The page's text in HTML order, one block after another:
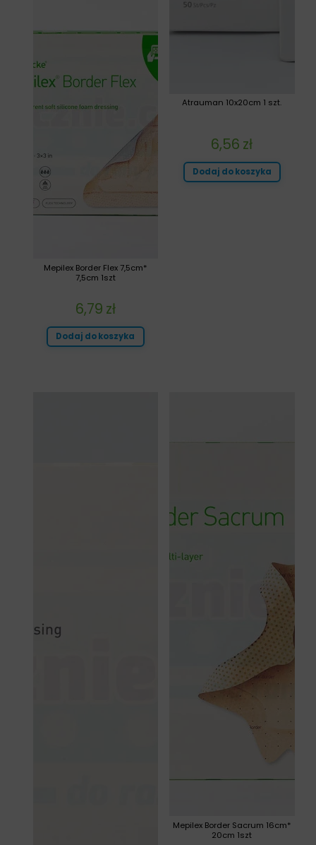
Atrauman 10x20cm 1 szt.
6,56 zł
Dodaj do koszyka
Mepilex Border Flex 7,5cm*
7,5cm 1szt
6,79 zł
Dodaj do koszyka
Mepilex Border Sacrum 16cm*
20cm 1szt